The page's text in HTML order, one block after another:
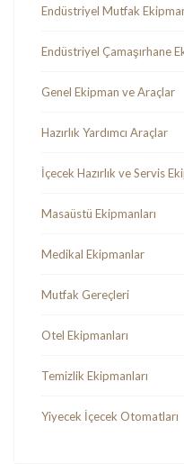
Endüstriyel Mutfak
Endüstriyel Çamaşırhane
Genel Ekipman ve Araçlar
Hazırlık Yardımcı Araçlar
İçecek Hazırlık ve Servis
Masaüstü Ekipmanları
Medikal Ekipmanlar
Mutfak Gereçleri
Otel Ekipmanları
Temizlik Ekipmanları
Yiyecek İçecek Otomatları